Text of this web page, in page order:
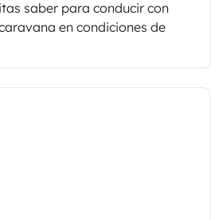
saber para conducir con
en condiciones de